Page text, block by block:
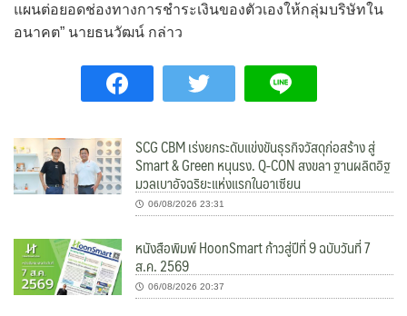
แผนต่อยอดช่องทางการชำระเงินของตัวเองให้กลุ่มบริษัทใน
อนาคต” นายธนวัฒน์ กล่าว
SCG CBM เร่งยกระดับแข่งขันธุรกิจวัสดุก่อสร้าง สู่
Smart & Green หนุนรง. Q-CON สงขลา ฐานผลิตอิฐ
มวลเบาอัจฉริยะแห่งแรกในอาเซียน
06/08/2026 23:31
หนังสือพิมพ์ HoonSmart ก้าวสู่ปีที่ 9 ฉบับวันที่ 7
ส.ค. 2569
06/08/2026 20:37